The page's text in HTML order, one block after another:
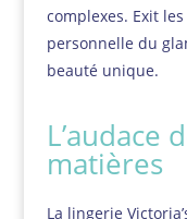
complexes. Exit
personnelle du
beauté unique.
L’audace
matières
La lingerie